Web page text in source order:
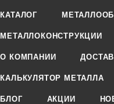
КАТАЛОГ
МЕТАЛЛОКОНСТРУКЦИИ
О КОМПАНИИ
КАЛЬКУЛЯТОР МЕТАЛЛА
БЛОГ АКЦИИ